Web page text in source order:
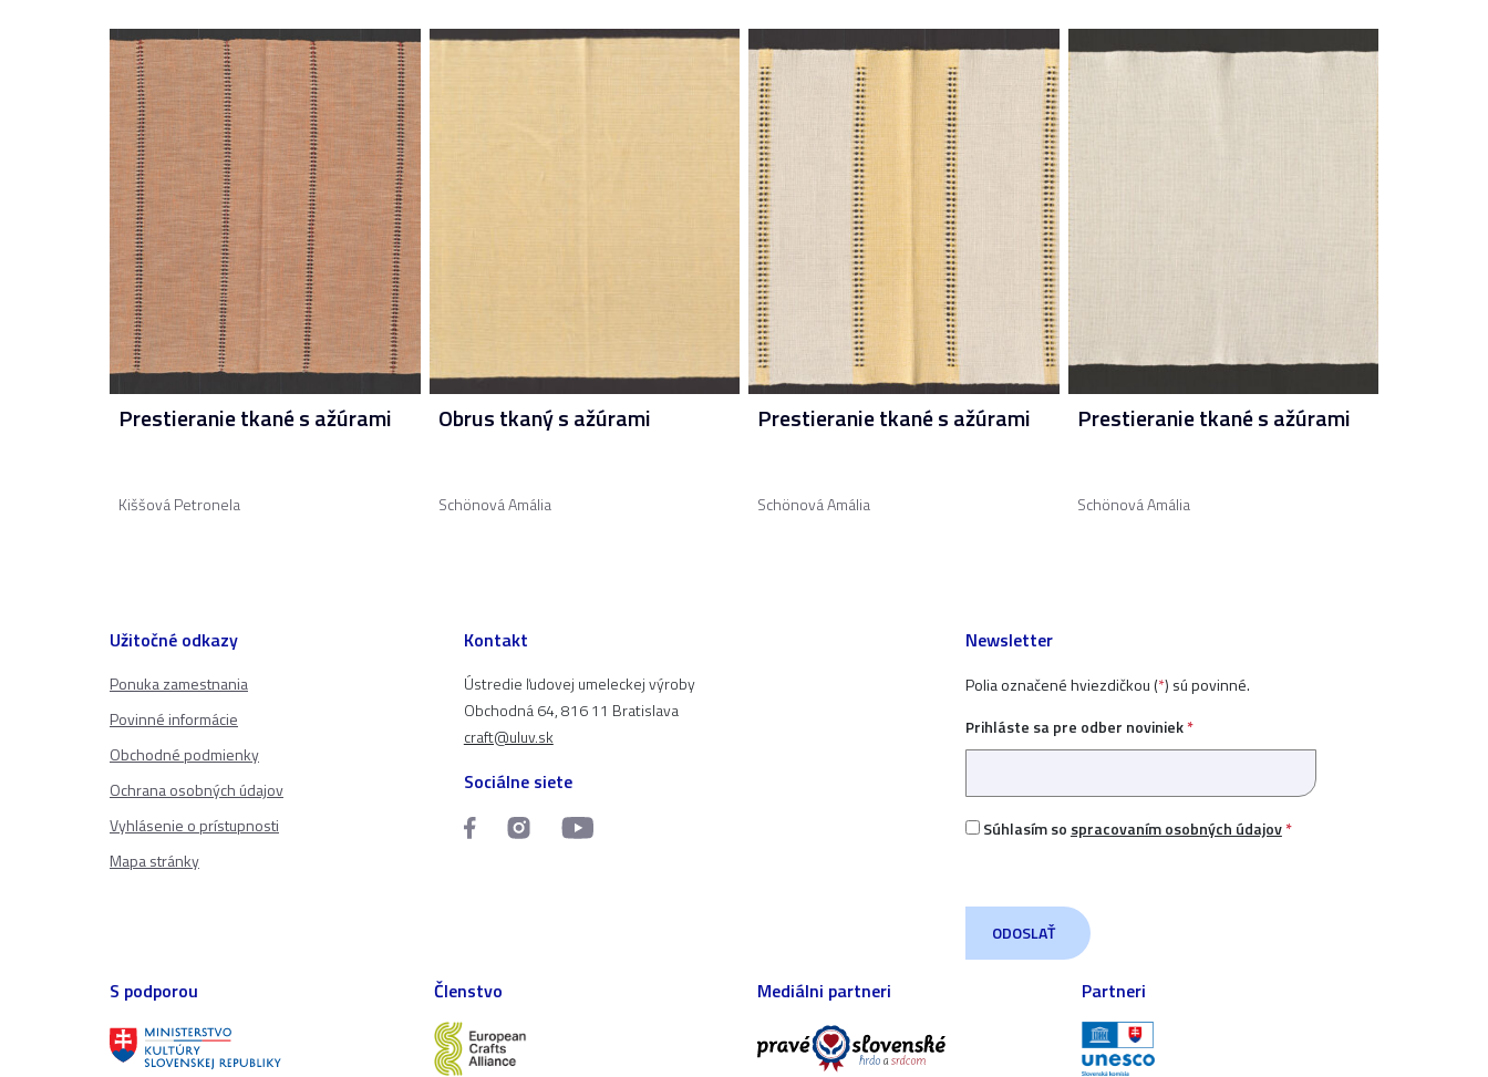
Prestieranie tkané s ažúrami
Kiššová Petronela
Obrus tkaný s ažúrami
Schönová Amália
Prestieranie tkané s ažúrami
Schönová Amália
Prestieranie tkané s ažúrami
Schönová Amália
Užitočné odkazy
Ponuka zamestnania
Povinné informácie
Obchodné podmienky
Ochrana osobných údajov
Vyhlásenie o prístupnosti
Mapa stránky
Kontakt
Ústredie ľudovej umeleckej výroby
Obchodná 64, 816 11 Bratislava
craft@uluv.sk
Sociálne siete
Newsletter
Polia označené hviezdičkou (*) sú povinné.
Prihláste sa pre odber noviniek*
Súhlasím so spracovaním osobných údajov*
S podporou Členstvo Mediálni partneri Partneri